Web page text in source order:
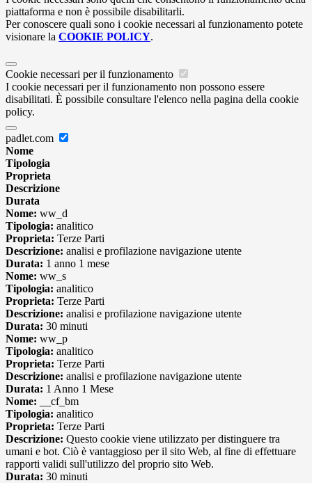
piattaforma e non è possibile disabilitarli.
Per conoscere quali sono i cookie necessari al funzionamento potete
visionare la COOKIE POLICY.
Cookie necessari per il funzionamento
I cookie necessari per il funzionamento non possono essere
disabilitati. È possibile consultare l'elenco nella pagina della cookie
policy.
padlet.com
Nome
Tipologia
Proprieta
Descrizione
Durata
Nome: ww_d
Tipologia: analitico
Proprieta: Terze Parti
Descrizione: analisi e profilazione navigazione utente
Durata: 1 anno 1 mese
Nome: ww_s
Tipologia: analitico
Proprieta: Terze Parti
Descrizione: analisi e profilazione navigazione utente
Durata: 30 minuti
Nome: ww_p
Tipologia: analitico
Proprieta: Terze Parti
Descrizione: analisi e profilazione navigazione utente
Durata: 1 Anno 1 Mese
Nome: __cf_bm
Tipologia: analitico
Proprieta: Terze Parti
Descrizione: Questo cookie viene utilizzato per distinguere tra
umani e bot. Ciò è vantaggioso per il sito Web, al fine di effettuare
rapporti validi sull'utilizzo del proprio sito Web.
Durata: 30 minuti